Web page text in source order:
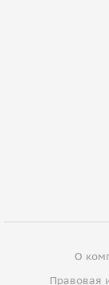
О
Правовая